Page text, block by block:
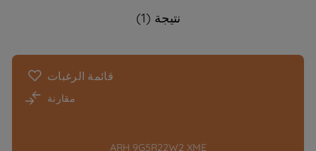
نتيجة (1)
قائمة الرغبات
مقارنة
ARH 9G5R22W2 XME